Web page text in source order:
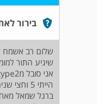
שלום רב אשמח
שיגיע התור
הייתי 5
ברגל שמאל